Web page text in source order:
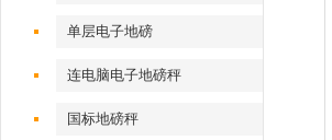
单层电子地磅
连电脑电子地磅秤
国标地磅秤